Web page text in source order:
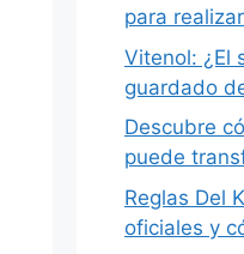
para
Vitenol: ¿El
guardado
Descubre
puede
Reglas Del
oficiales y